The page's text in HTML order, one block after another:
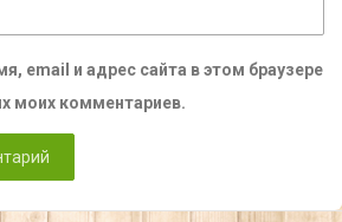
email и адрес сайта в этом браузере
моих комментариев.